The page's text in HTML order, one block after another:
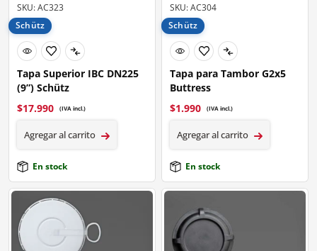
SKU: AC323
Schütz
Tapa Superior IBC DN225
(9”) Schütz
$17.990 (IVA incl.)
Agregar al carrito
En stock
SKU: AC304
Schütz
Tapa para Tambor G2x5
Buttress
$1.990 (IVA incl.)
Agregar al carrito
En stock